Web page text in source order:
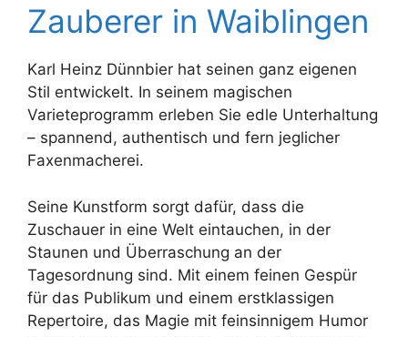
Zauberer in Waiblingen
Karl Heinz Dünnbier hat seinen ganz eigenen
Stil entwickelt. In seinem magischen
Varieteprogramm erleben Sie edle Unterhaltung
– spannend, authentisch und fern jeglicher
Faxenmacherei.
Seine Kunstform sorgt dafür, dass die
Zuschauer in eine Welt eintauchen, in der
Staunen und Überraschung an der
Tagesordnung sind. Mit einem feinen Gespür
für das Publikum und einem erstklassigen
Repertoire, das Magie mit feinsinnigem Humor